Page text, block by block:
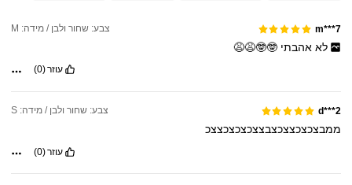
m***7 צבע: שחור ולבן / מידה: M
לא אהבתי 🤓🤓😩😩
עוזר(0)
d***2 צבע: שחור ולבן / מידה: S
ממבצכצכצצכצבצצכצכצכצצכ
עוזר(0)